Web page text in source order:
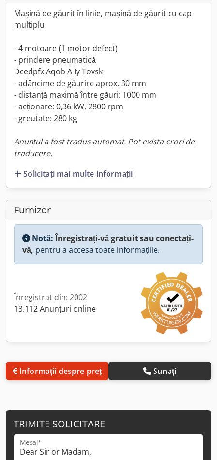
Mașină de găurit în linie, mașină de găurit cu cap
multiplu
- 4 motoare (1 motor defect)
- prindere pneumatică
Dcedpfx Aqob A Iy Tovsk
- adâncime de găurire aprox. 30 mm
- distanță maximă între găuri: 1000 mm
- acționare: 0,36 kW, 2800 rpm
- greutate: 280 kg
Anunțul a fost tradus automat. Pot exista erori de
traducere.
Solicitați mai multe informații
Furnizor
Notă:Înregistrați-vă gratuit sau conectați-
vă, pentru a accesa toate informațiile.
Înregistrat din: 2002
13.112 Anunțuri online
Informații despre preț Sunați
TRIMITE SOLICITARE
Mesaj*